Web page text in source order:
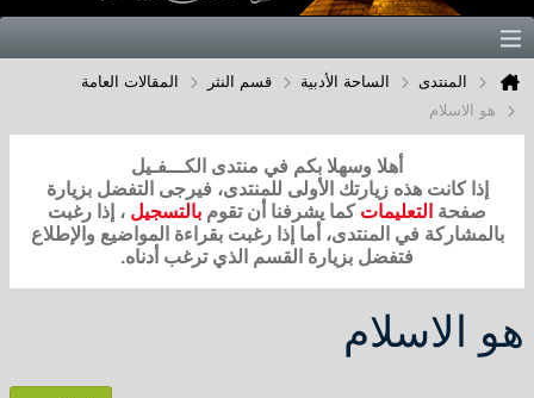
المنتدى الساحة الأدبية قسم النثر
المقالات العامة
هو الاسلام
أهلا وسهلا بكم في منتدى الكـــفـيل
إذا كانت هذه زيارتك الأولى للمنتدى، فيرجى التفضل بزيارة
صفحة التعليمات كما يشرفنا أن تقوم بالتسجيل ، إذا رغبت
بالمشاركة في المنتدى، أما إذا رغبت بقراءة المواضيع والإطلاع
فتفضل بزيارة القسم الذي ترغب أدناه.
هو الاسلام